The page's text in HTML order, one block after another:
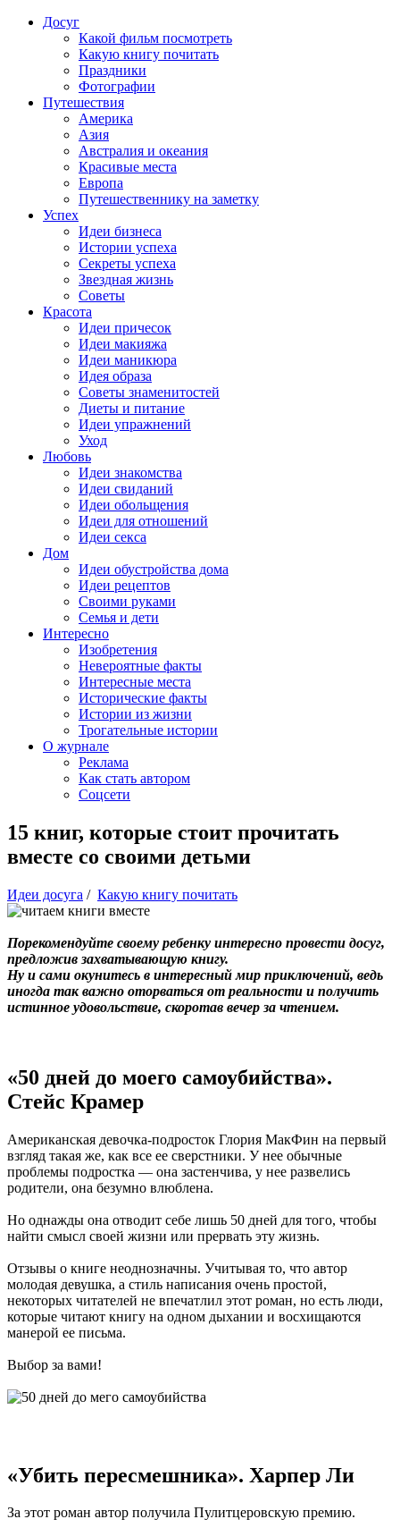
Досуг
Какой фильм посмотреть
Какую книгу почитать
Праздники
Фотографии
Путешествия
Америка
Азия
Австралия и океания
Красивые места
Европа
Путешественнику на заметку
Успех
Идеи бизнеса
Истории успеха
Секреты успеха
Звездная жизнь
Советы
Красота
Идеи причесок
Идеи макияжа
Идеи маникюра
Идея образа
Советы знаменитостей
Диеты и питание
Идеи упражнений
Уход
Любовь
Идеи знакомства
Идеи свиданий
Идеи обольщения
Идеи для отношений
Идеи секса
Дом
Идеи обустройства дома
Идеи рецептов
Своими руками
Семья и дети
Интересно
Изобретения
Невероятные факты
Интересные места
Исторические факты
Истории из жизни
Трогательные истории
О журнале
Реклама
Как стать автором
Соцсети
15 книг, которые стоит прочитать
вместе со своими детьми
Идеи досуга / Какую книгу почитать
Порекомендуйте своему ребенку интересно провести досуг,
предложив захватывающую книгу.
Ну и сами окунитесь в интересный мир приключений, ведь
иногда так важно оторваться от реальности и получить
истинное удовольствие, скоротав вечер за чтением.
«50 дней до моего самоубийства».
Стейс Крамер
Американская девочка-подросток Глория МакФин на первый
взгляд такая же, как все ее сверстники. У нее обычные
проблемы подростка — она застенчива, у нее развелись
родители, она безумно влюблена.
Но однажды она отводит себе лишь 50 дней для того, чтобы
найти смысл своей жизни или прервать эту жизнь.
Отзывы о книге неоднозначны. Учитывая то, что автор
молодая девушка, а стиль написания очень простой,
некоторых читателей не впечатлил этот роман, но есть люди,
которые читают книгу на одном дыхании и восхищаются
манерой ее письма.
Выбор за вами!
«Убить пересмешника». Харпер Ли
За этот роман автор получила Пулитцеровскую премию.